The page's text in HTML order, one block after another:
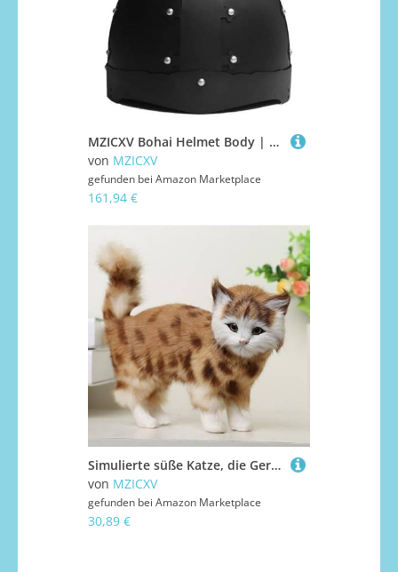
MZICXV Bohai Helmet Body | DIY Unfinished Armour Component | Historical Reenactment & Project Material(A)
von MZICXV
gefunden bei Amazon Marketplace
161,94 €
Simulierte süße Katze, die Geräusche for Heimtextilien, Tiermodell-Bastelarbeiten und Kindergeschenke Machen kann(A(Pronunciation))
von MZICXV
gefunden bei Amazon Marketplace
30,89 €